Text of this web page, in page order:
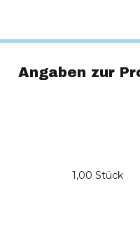
Angaben zur
1,00 Stück